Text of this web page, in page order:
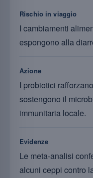
Rischio in viaggio
I cambiamenti
espongono alla
Azione
I probiotici
sostengono il
immunitaria locale.
Evidenze
Le meta-analisi
alcuni ceppi contro